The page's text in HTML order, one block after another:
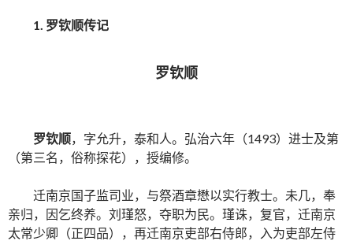
1. 罗钦顺传记
罗钦顺
罗钦顺，字允升，泰和人。弘治六年（1493）进士及第
（第三名，俗称探花），授编修。
迁南京国子监司业，与祭酒章懋以实行教士。未几，奉
亲归，因乞终养。刘瑾怒，夺职为民。瑾诛，复官，迁南京
太常少卿（正四品），再迁南京吏部右侍郎，入为吏部左侍